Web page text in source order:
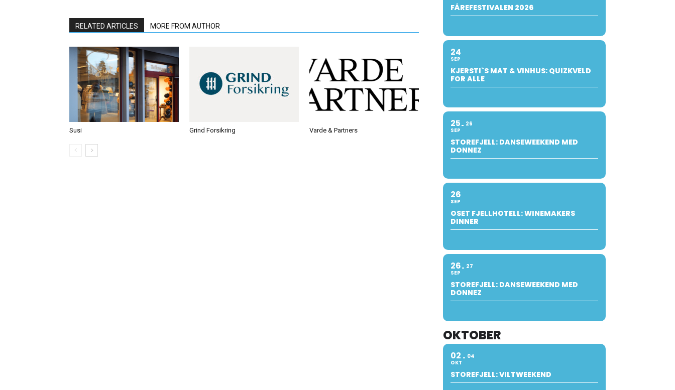
RELATED ARTICLES MORE FROM AUTHOR
Susi Grind Forsikring Varde & Partners
FÅREFESTIVALEN 2026
24
SEP
KJERSTI`S MAT & VINHUS: QUIZKVELD
FOR ALLE
25
SEP
26
STOREFJELL: DANSEWEEKEND MED
DONNEZ
26
SEP
OSET FJELLHOTELL: WINEMAKERS
DINNER
26
SEP
27
STOREFJELL: DANSEWEEKEND MED
DONNEZ
OKTOBER
02
OKT
04
STOREFJELL: VILTWEEKEND